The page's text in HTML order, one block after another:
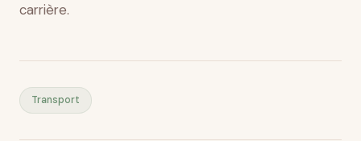
carrière.
Transport